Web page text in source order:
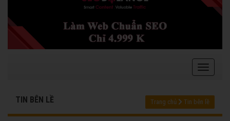
TIN BÊN LỀ Trang chủ Tin bên lề